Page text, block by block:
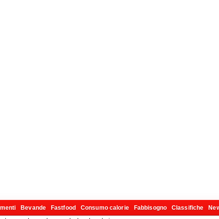
Bevande Fastfood Consumo calorie Fabbisogno Classifiche